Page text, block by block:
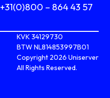
+31(0)800 – 864 43 57
KVK 34129730
BTW NL814853997B01
Copyright 2026 Uniserver
All Rights Reserved.